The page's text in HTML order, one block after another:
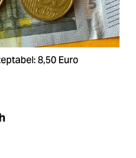
8,50 Euro